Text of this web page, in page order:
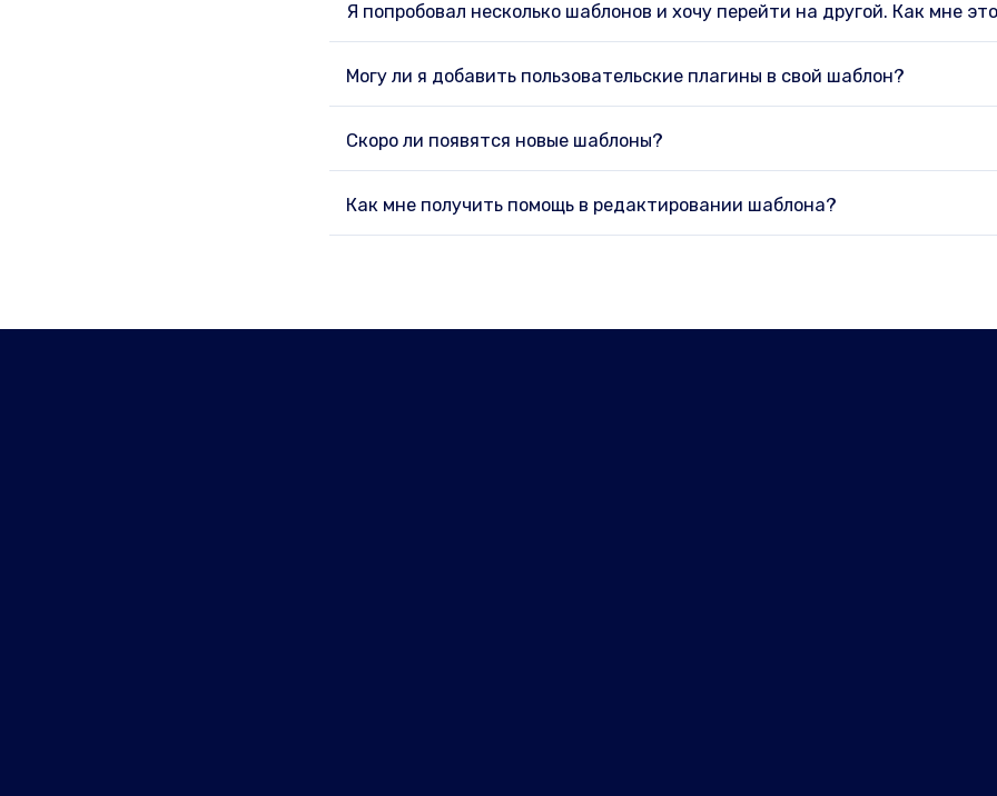
Я попробовал несколько шаблонов и хочу перейти на другой. Как мне
Могу ли я добавить пользовательские плагины в свой шаблон?
Скоро ли появятся новые шаблоны?
Как мне получить помощь в редактировании шаблона?